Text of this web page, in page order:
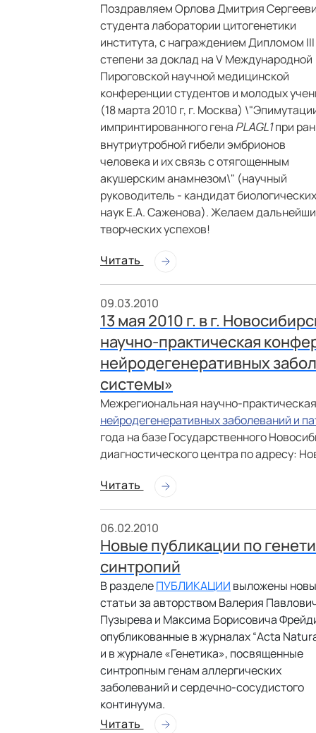
Поздравляем Орлова Дмитрия
студента лаборатории цитогенетики
института, с награждением Дипломом III
степени за доклад на V Международной
Пироговской научной медицинской
конференции студентов и молодых
(18 марта 2010 г, г. Москва)
импринтированного гена PLAGL1при
внутриутробной гибели эмбрионов
человека и их связь с отягощенным
акушерским анамнезом\" (научный
руководитель - кандидат биологических
наук Е.А. Саженова). Желаем
творческих успехов!
Читать
09.03.2010
13 мая 2010 г. в г.
научно-практическая
нейродегенеративных
системы»
Межрегиональная научно-
нейродегенеративных заболеваний и
года на базе Государственного
диагностического центра по адресу:
Читать
06.02.2010
Новые публикации по
синтропий
В разделеПУБЛИКАЦИИ выложены
статьи за авторством Валерия
Пузырева и Максима Борисовича
опубликованные в журналах “Acta
и в журнале «Генетика», посвященные
синтропным генам аллергических
заболеваний и сердечно-сосудистого
континуума.
Читать